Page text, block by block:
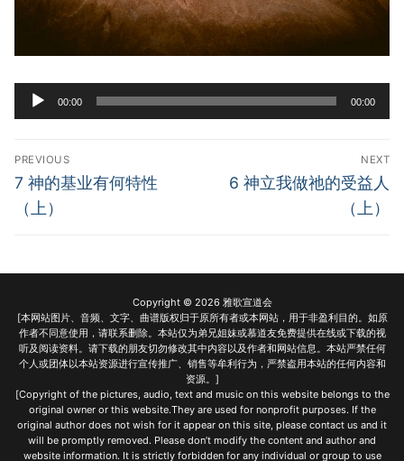
宣教事工
神学研究
关于我们
Audio
Player
00:00 00:00
Post
navigation
PREVIOUS
Previous
post:
7 神的基业有何特性
（上）
NEXT
Next
6 神立我做祂的受益人
（上）
Copyright © 2026 雅歌宣道会
[本网站图片、音频、文字、曲谱版权归于原所有者或本网站，用于非盈利目的。如原
作者不同意使用，请联系删除。本站仅为弟兄姐妹或慕道友免费提供在线或下载的视
听及阅读资料。请下载的朋友切勿修改其中内容以及作者和网站信息。本站严禁任何
个人或团体以本站资源进行宣传推广、销售等牟利行为，严禁盗用本站的任何内容和
资源。]
[Copyright of the pictures, audio, text and music on this website belongs to the
original owner or this website.They are used for nonprofit purposes. If the
original author does not wish for it appear on this site, please contact us and it
will be promptly removed. Please don’t modify the content and author and
website information. It is strictly forbidden for any individual or group to use